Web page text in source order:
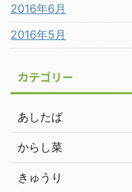
2016年6月
2016年5月
カテゴリー
あしたば
からし菜
きゅうり